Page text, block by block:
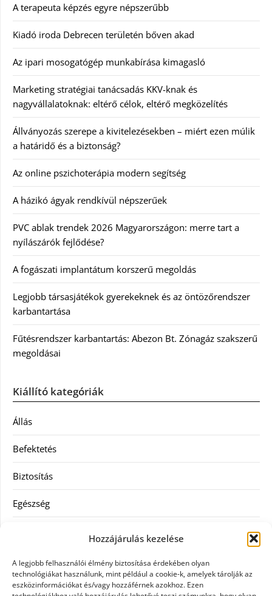
Hozzájárulás kezelése
A legjobb felhasználói élmény biztosítása érdekében olyan
technológiákat használunk, mint például a cookie-k, amelyek tárolják az
eszközinformációkat és/vagy hozzáférnek azokhoz. Ezen
A terapeuta képzés egyre népszerűbb
Kiadó iroda Debrecen területén bőven akad
Az ipari mosogatógép munkabírása kimagasló
Marketing stratégiai tanácsadás KKV-knak és
nagyvállalatoknak: eltérő célok, eltérő megközelítés
Állványozás szerepe a kivitelezésekben – miért ezen múlik
a határidő és a biztonság?
Az online pszichoterápia modern segítség
A házikó ágyak rendkívül népszerűek
PVC ablak trendek 2026 Magyarországon: merre tart a
nyílászárók fejlődése?
A fogászati implantátum korszerű megoldás
Legjobb társasjátékok gyerekeknek és az öntözőrendszer
karbantartása
Fűtésrendszer karbantartás: Abezon Bt. Zónagáz szakszerű
megoldásai
Kiállító kategóriák
Állás
Befektetés
Biztosítás
Egészség
Ingatlan
Művészetek és szórakozás